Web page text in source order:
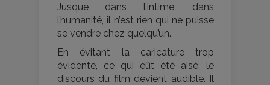
Jusque dans l’intime, dans
l’humanité, il n’est rien qui ne puisse
se vendre chez quelqu’un.
En évitant la caricature trop
évidente, ce qui eût été aisé, le
discours du film devient audible. Il